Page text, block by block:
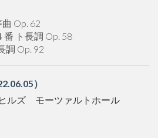
Op. 62
番 ト長調 Op. 58
調 Op. 92
）
ルズ モーツァルトホール